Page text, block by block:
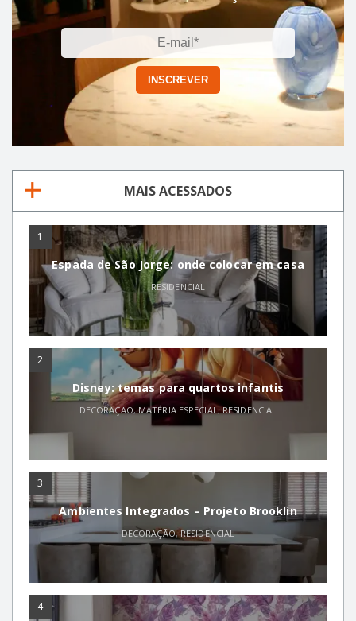
MAIS ACESSADOS
1
Espada de São Jorge: onde colocar em casa
RESIDENCIAL
2
Disney: temas para quartos infantis
DECORAÇÃO,MATÉRIA ESPECIAL,RESIDENCIAL
3
Ambientes Integrados – Projeto Brooklin
DECORAÇÃO,RESIDENCIAL
4